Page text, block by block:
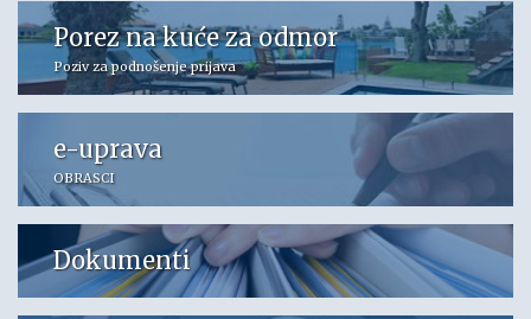
Porez na kuće za odmor
Poziv za podnošenje prijava
e-uprava
OBRASCI
Dokumenti